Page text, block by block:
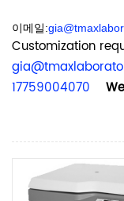
이메일:
Customization
17759004070